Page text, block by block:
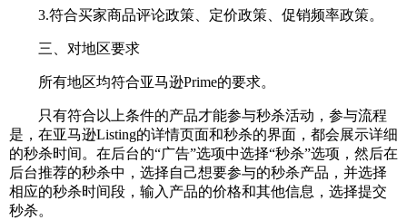
3.符合买家商品评论政策、定价政策、促销频率政策。
三、对地区要求
所有地区均符合亚马逊Prime的要求。
只有符合以上条件的产品才能参与秒杀活动，参与流程
是，在亚马逊Listing的详情页面和秒杀的界面，都会展示详细
的秒杀时间。在后台的“广告”选项中选择“秒杀”选项，然后在
后台推荐的秒杀中，选择自己想要参与的秒杀产品，并选择
相应的秒杀时间段，输入产品的价格和其他信息，选择提交
秒杀。